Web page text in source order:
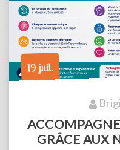
19 juil.
GRÂCE AUX